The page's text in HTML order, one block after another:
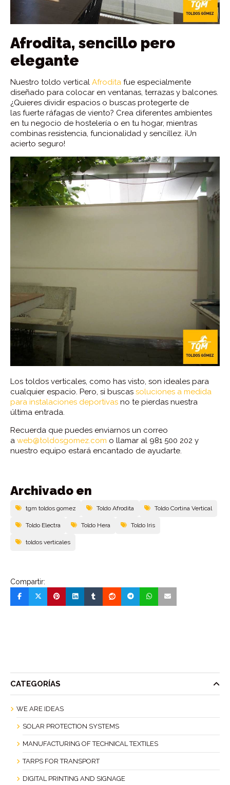
Afrodita, sencillo pero
elegante
Nuestro toldo vertical Afrodita fue especialmente
diseñado para colocar en ventanas, terrazas y balcones.
¿Quieres dividir espacios o buscas protegerte de
las fuerte ráfagas de viento? Crea diferentes ambientes
en tu negocio de hostelería o en tu hogar, mientras
combinas resistencia, funcionalidad y sencillez. ¡Un
acierto seguro!
Los toldos verticales, como has visto, son ideales para
cualquier espacio. Pero, si buscas soluciones a medida
para instalaciones deportivas no te pierdas nuestra
última entrada.
Recuerda que puedes enviarnos un correo
a web@toldosgomez.com o llamar al 981 500 202 y
nuestro equipo estará encantado de ayudarte.
Archivado en
tgm toldos gomez Toldo Afrodita Toldo Cortina Vertical
Toldo Electra Toldo Hera Toldo Iris
toldos verticales
Compartir:
CATEGORÍAS
WE ARE IDEAS
SOLAR PROTECTION SYSTEMS
MANUFACTURING OF TECHNICAL TEXTILES
TARPS FOR TRANSPORT
DIGITAL PRINTING AND SIGNAGE